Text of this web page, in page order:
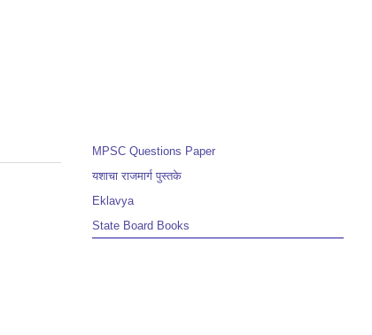
MPSC Questions Paper
यशाचा राजमार्ग पुस्तके
Eklavya
State Board Books